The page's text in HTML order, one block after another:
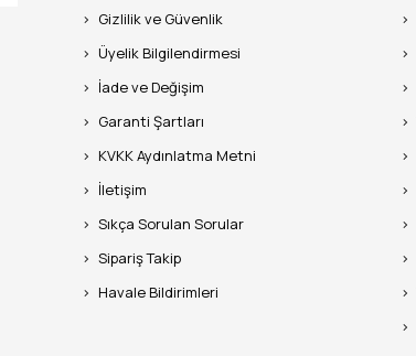
Gizlilik ve Güvenlik
Üyelik Bilgilendirmesi
İade ve Değişim
Garanti Şartları
KVKK Aydınlatma Metni
İletişim
Sıkça Sorulan Sorular
Sipariş Takip
Havale Bildirimleri